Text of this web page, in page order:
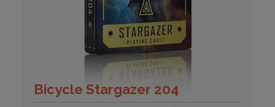
Bicycle Stargazer 204